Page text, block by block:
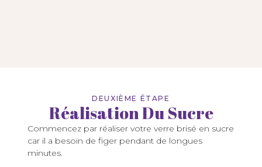
DEUXIÈME ÉTAPE
Réalisation Du Sucre
Commencez par réaliser votre verre brisé en sucre
car il a besoin de figer pendant de longues
minutes.